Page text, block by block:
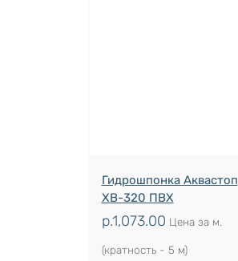
Гидрошпонка Аквастоп
ХВ-320 ПВХ
р.1,073.00 Цена за м.
(кратность - 5 м)